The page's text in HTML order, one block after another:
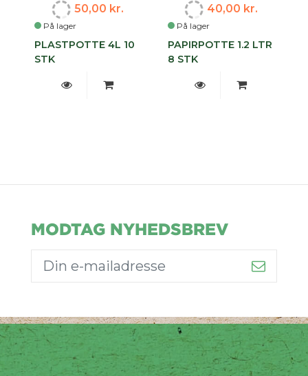
På lager
50,00 kr.
PLASTPOTTE 4L 10
STK
På lager
40,00 kr.
PAPIRPOTTE 1.2 LTR
8 STK
MODTAG NYHEDSBREV